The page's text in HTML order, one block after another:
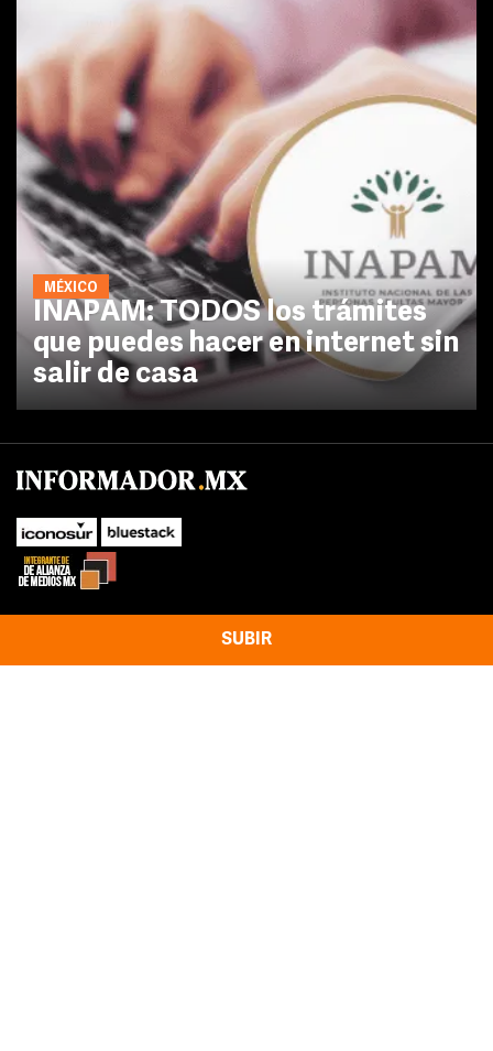
MÉXICO
INAPAM: TODOS los trámites
que puedes hacer en internet sin
salir de casa
SUBIR